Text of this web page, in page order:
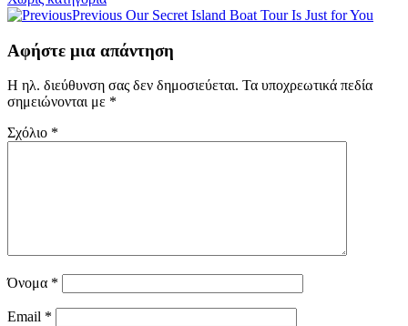
Πλοήγηση
άρθρων
Previous Our Secret Island Boat Tour Is Just for You
Αφήστε μια απάντηση
Η ηλ. διεύθυνση σας δεν δημοσιεύεται. Τα υποχρεωτικά πεδία
σημειώνονται με *
Σχόλιο *
Όνομα *
Email *